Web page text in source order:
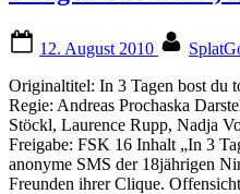
on
12. August 2010
Originaltitel: In 3 Tagen bost du
Regie: Andreas Prochaska
Stöckl, Laurence Rupp, Nadja
Freigabe: FSK 16 Inhalt „In 3
anonyme SMS der 18jährigen
Freunden ihrer Clique.